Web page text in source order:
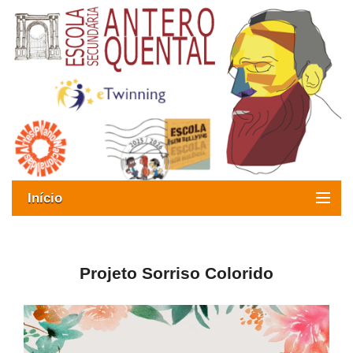
Início
Oferta formativa
ESAQ sem Bullying
Projeto Sorriso Colorido